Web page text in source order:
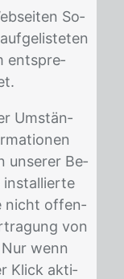
So­
ent­spre­
Um­stän­
un­se­rer Be­
in­stal­lier­te
nicht of­fen­
von
wenn
Klick ak­ti­